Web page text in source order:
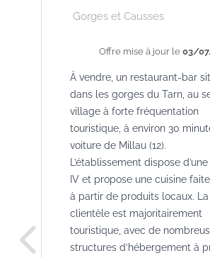
Gorges et Causses
Offre mise à jour le 03/
À vendre, un restaurant-bar
dans les gorges du Tarn, au
village à forte fréquentation
touristique, à environ 30
voiture de Millau (12).
L’établissement dispose
IV et propose une cuisine
à partir de produits locaux. La
clientèle est majoritairement
touristique, avec de
structures d’hébergement à